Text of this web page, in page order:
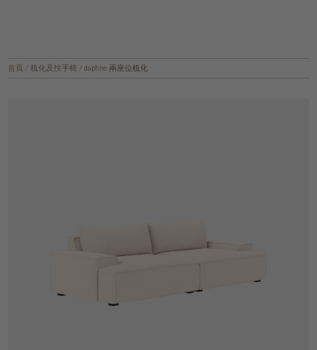
首頁 / 梳化及扶手椅 / daphne 兩座位梳化